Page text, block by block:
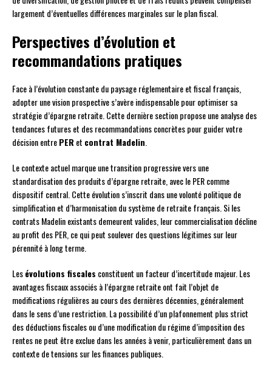
largement d’éventuelles différences marginales sur le plan fiscal.
Perspectives d’évolution et
recommandations pratiques
Face à l’évolution constante du paysage réglementaire et fiscal français,
adopter une vision prospective s’avère indispensable pour optimiser sa
stratégie d’épargne retraite. Cette dernière section propose une analyse des
tendances futures et des recommandations concrètes pour guider votre
décision entrePER et contrat Madelin
Le contexte actuel marque une transition progressive vers une
standardisation des produits d’épargne retraite, avec le PER comme
dispositif central. Cette évolution s’inscrit dans une volonté politique de
simplification et d’harmonisation du système de retraite français. Si les
contrats Madelin existants demeurent valides, leur commercialisation décline
au profit des PER, ce qui peut soulever des questions légitimes sur leur
pérennité à long terme.
Lesévolutions fiscales constituent un facteur d’incertitude majeur. Les
avantages fiscaux associés à l’épargne retraite ont fait l’objet de
modifications régulières au cours des dernières décennies, généralement
dans le sens d’une restriction. La possibilité d’un plafonnement plus strict
des déductions fiscales ou d’une modification du régime d’imposition des
rentes ne peut être exclue dans les années à venir, particulièrement dans un
contexte de tensions sur les finances publiques.